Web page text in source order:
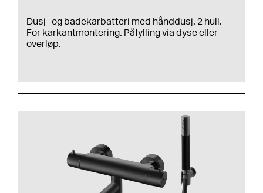
Dusj- og badekarbatteri med hånddusj. 2 hull.
For karkantmontering. Påfylling via dyse eller
overløp.